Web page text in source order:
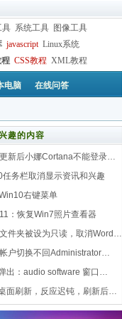
具 系统工具 图像工具
javascript Linux系统
程 CSS教程 XML教程
电脑 在线问答
趣的内容
新后小娜Cortana不能登录…
务栏取消显示资讯和兴趣
右键菜单
：恢复Win7照片查看器
件夹被设为只读，取消Word…
户切换不回Administrator…
出：audio software 窗口…
面刷新，反应迟钝，刷新后…